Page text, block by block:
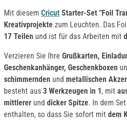
Mit diesem Cricut Starter-Set "Foil
Kreativprojekte zum Leuchten. Das
17 Teilen und ist für das Arbeiten mit
Verzieren Sie Ihre Grußkarten,
Geschenkanhänger, Geschenkboxen
schimmernden und metallischen
besteht aus 3 Werkzeugen in 1, mit
mittlerer und dicker Spitze. In dem
enthalten, so dass Sie sofort mit dem